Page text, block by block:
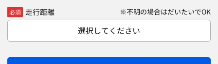
必須 走行距離 ※不明の場合はだいたいでOK
選択してください